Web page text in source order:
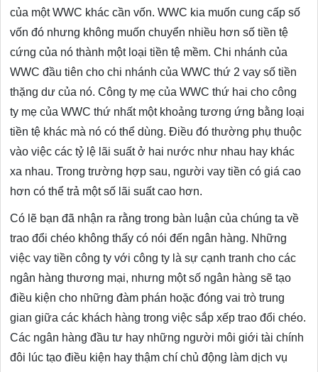
của một WWC khác cần vốn. WWC kia muốn cung cấp số
vốn đó nhưng không muốn chuyển nhiều hơn số tiền tệ
cứng của nó thành một loại tiền tệ mềm. Chi nhánh của
WWC đầu tiên cho chi nhánh của WWC thứ 2 vay số tiền
thặng dư của nó. Công ty mẹ của WWC thứ hai cho công
ty mẹ của WWC thứ nhất một khoảng tương ứng bằng loại
tiền tệ khác mà nó có thể dùng. Điều đó thường phụ thuộc
vào việc các tỷ lệ lãi suất ở hai nước như nhau hay khác
xa nhau. Trong trường hợp sau, người vay tiền có giá cao
hơn có thể trả một số lãi suất cao hơn.
Có lẽ bạn đã nhận ra rằng trong bàn luận của chúng ta về
trao đổi chéo không thấy có nói đến ngân hàng. Những
việc vay tiền công ty với công ty là sự cạnh tranh cho các
ngân hàng thương mại, nhưng một số ngân hàng sẽ tạo
điều kiện cho những đàm phán hoặc đóng vai trò trung
gian giữa các khách hàng trong việc sắp xếp trao đổi chéo.
Các ngân hàng đầu tư hay những người môi giới tài chính
đôi lúc tạo điều kiện hay thậm chí chủ động làm dịch vụ